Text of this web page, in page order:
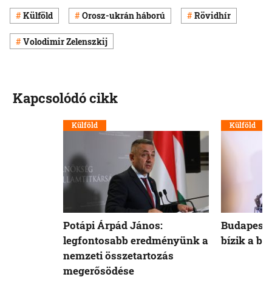
Külföld Orosz-ukrán háború Rövidhír
Volodimir Zelenszkij
Kapcsolódó cikk
Külföld
Potápi Árpád János:
legfontosabb eredményünk a
nemzeti összetartozás
megerősödése
Külföld
Budapest
bízik a